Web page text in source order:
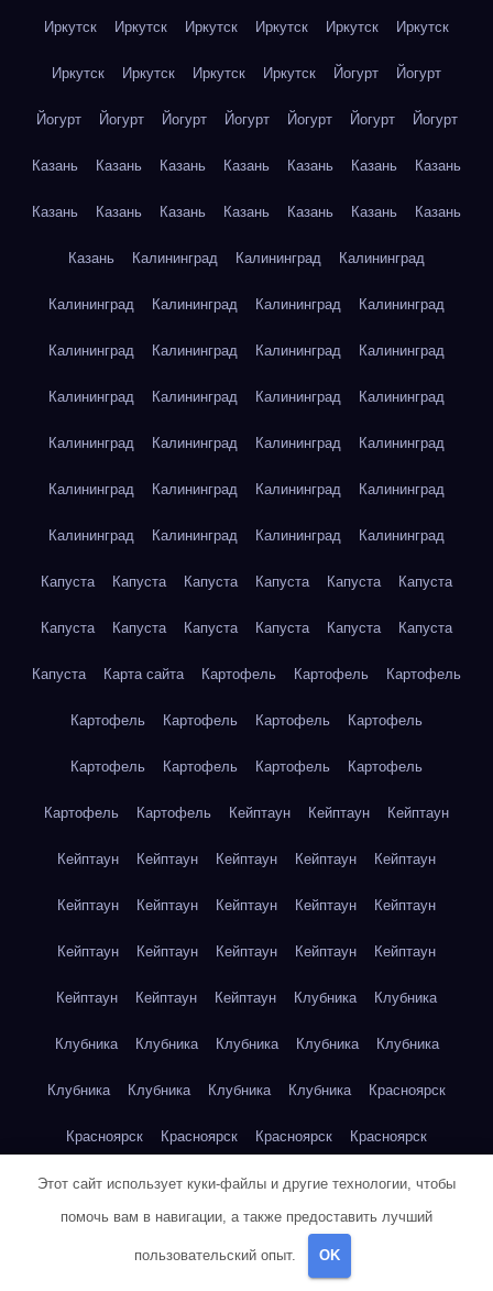
Иркутск Иркутск Иркутск Иркутск Иркутск Иркутск
Иркутск Иркутск Иркутск Иркутск Йогурт Йогурт
Йогурт Йогурт Йогурт Йогурт Йогурт Йогурт Йогурт
Казань Казань Казань Казань Казань Казань Казань
Казань Казань Казань Казань Казань Казань Казань
Казань Калининград Калининград Калининград
Калининград Калининград Калининград Калининград
Калининград Калининград Калининград Калининград
Калининград Калининград Калининград Калининград
Калининград Калининград Калининград Калининград
Калининград Калининград Калининград Калининград
Калининград Калининград Калининград Калининград
Капуста Капуста Капуста Капуста Капуста Капуста
Капуста Капуста Капуста Капуста Капуста Капуста
Капуста Карта сайта Картофель Картофель Картофель
Картофель Картофель Картофель Картофель
Картофель Картофель Картофель Картофель
Картофель Картофель Кейптаун Кейптаун Кейптаун
Кейптаун Кейптаун Кейптаун Кейптаун Кейптаун
Кейптаун Кейптаун Кейптаун Кейптаун Кейптаун
Кейптаун Кейптаун Кейптаун Кейптаун Кейптаун
Кейптаун Кейптаун Кейптаун Клубника Клубника
Клубника Клубника Клубника Клубника Клубника
Клубника Клубника Клубника Клубника Красноярск
Красноярск Красноярск Красноярск Красноярск
Красноярск Красноярск Красноярск Красноярск
Красноярск Красноярск Красноярск
Кукуруза
Этот сайт использует куки-файлы и другие технологии, чтобы
помочь вам в навигации, а также предоставить лучший
пользовательский опыт. OK